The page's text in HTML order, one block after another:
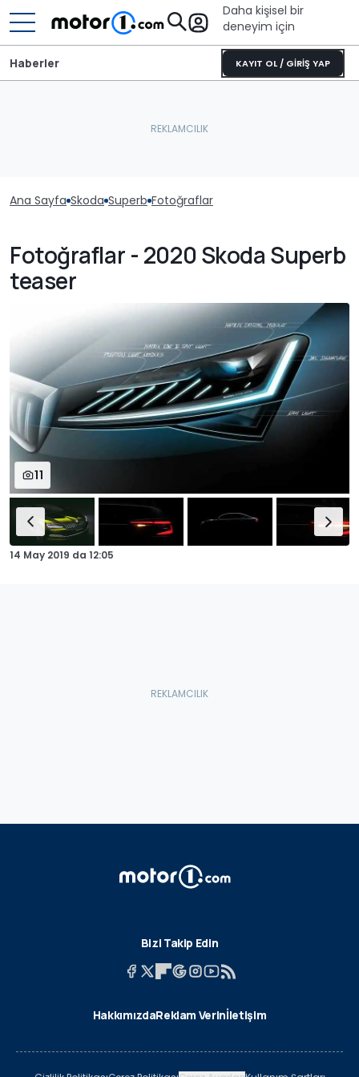
Daha kişisel bir
deneyim için
KAYIT OL / GİRİŞ YAP
Haberler
Ana Sayfa Skoda Superb Fotoğraflar
Fotoğraflar - 2020 Skoda Superb
teaser
11
14 May 2019 da 12:05
Bizi Takip Edin
HakkımızdaReklam Verinİletişim